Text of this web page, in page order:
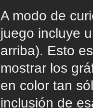
A modo de
juego incluye
arriba). Esto
mostrar los
en color tan
inclusión de